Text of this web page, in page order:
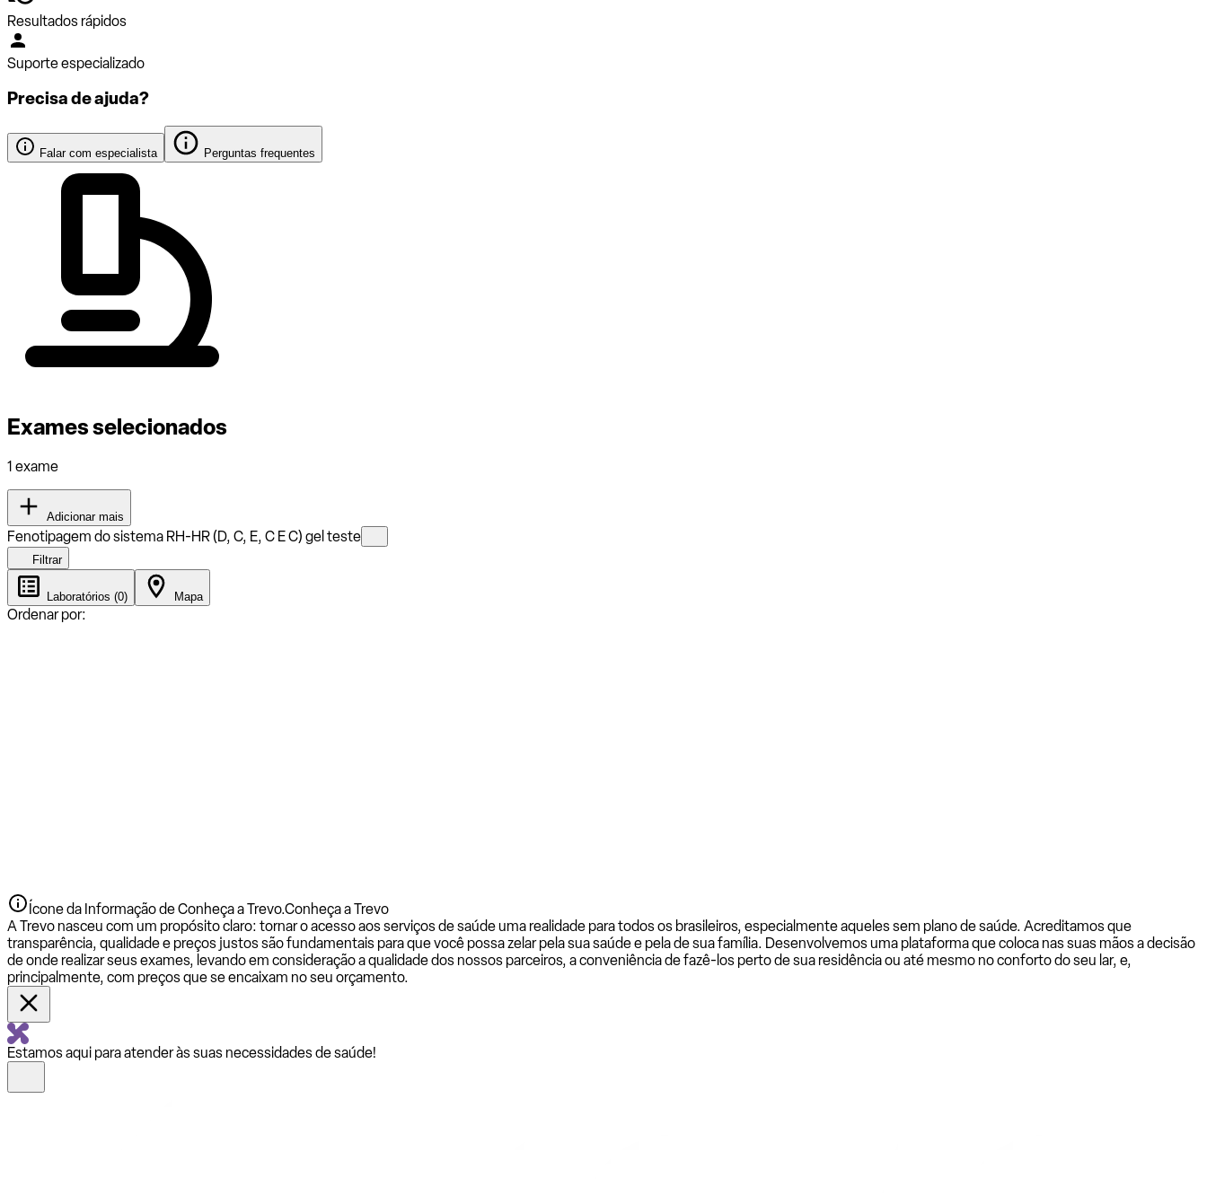
Resultados rápidos
Suporte especializado
Precisa de ajuda?
Falar com especialista Perguntas frequentes
Exames selecionados
1 exame
Adicionar mais
Fenotipagem do sistema RH-HR (D, C, E, C E C) gel teste
Filtrar
Laboratórios (0) Mapa
Ordenar por:
Ícone da Informação de Conheça a Trevo.Conheça a Trevo
A Trevo nasceu com um propósito claro: tornar o acesso aos serviços de saúde uma realidade para todos os brasileiros, especialmente aqueles sem plano de saúde. Acreditamos que
transparência, qualidade e preços justos são fundamentais para que você possa zelar pela sua saúde e pela de sua família. Desenvolvemos uma plataforma que coloca nas suas mãos a decisão
de onde realizar seus exames, levando em consideração a qualidade dos nossos parceiros, a conveniência de fazê-los perto de sua residência ou até mesmo no conforto do seu lar, e,
principalmente, com preços que se encaixam no seu orçamento.
Estamos aqui para atender às suas necessidades de saúde!